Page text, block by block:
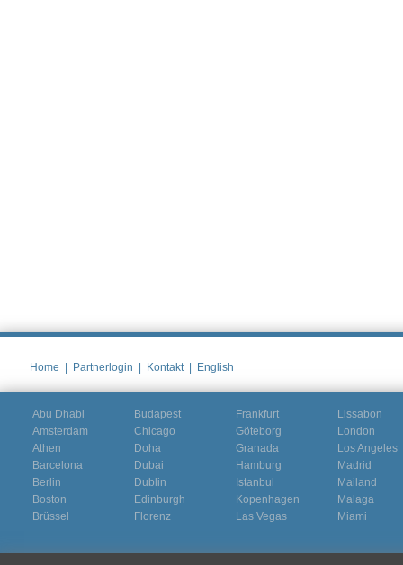
Home Partnerlogin Kontakt English
Abu Dhabi
Amsterdam
Athen
Barcelona
Berlin
Boston
Brüssel
Budapest
Chicago
Doha
Dubai
Dublin
Edinburgh
Florenz
Frankfurt
Göteborg
Granada
Hamburg
Istanbul
Kopenhagen
Las Vegas
Lissabon
London
Los Angeles
Madrid
Mailand
Malaga
Miami